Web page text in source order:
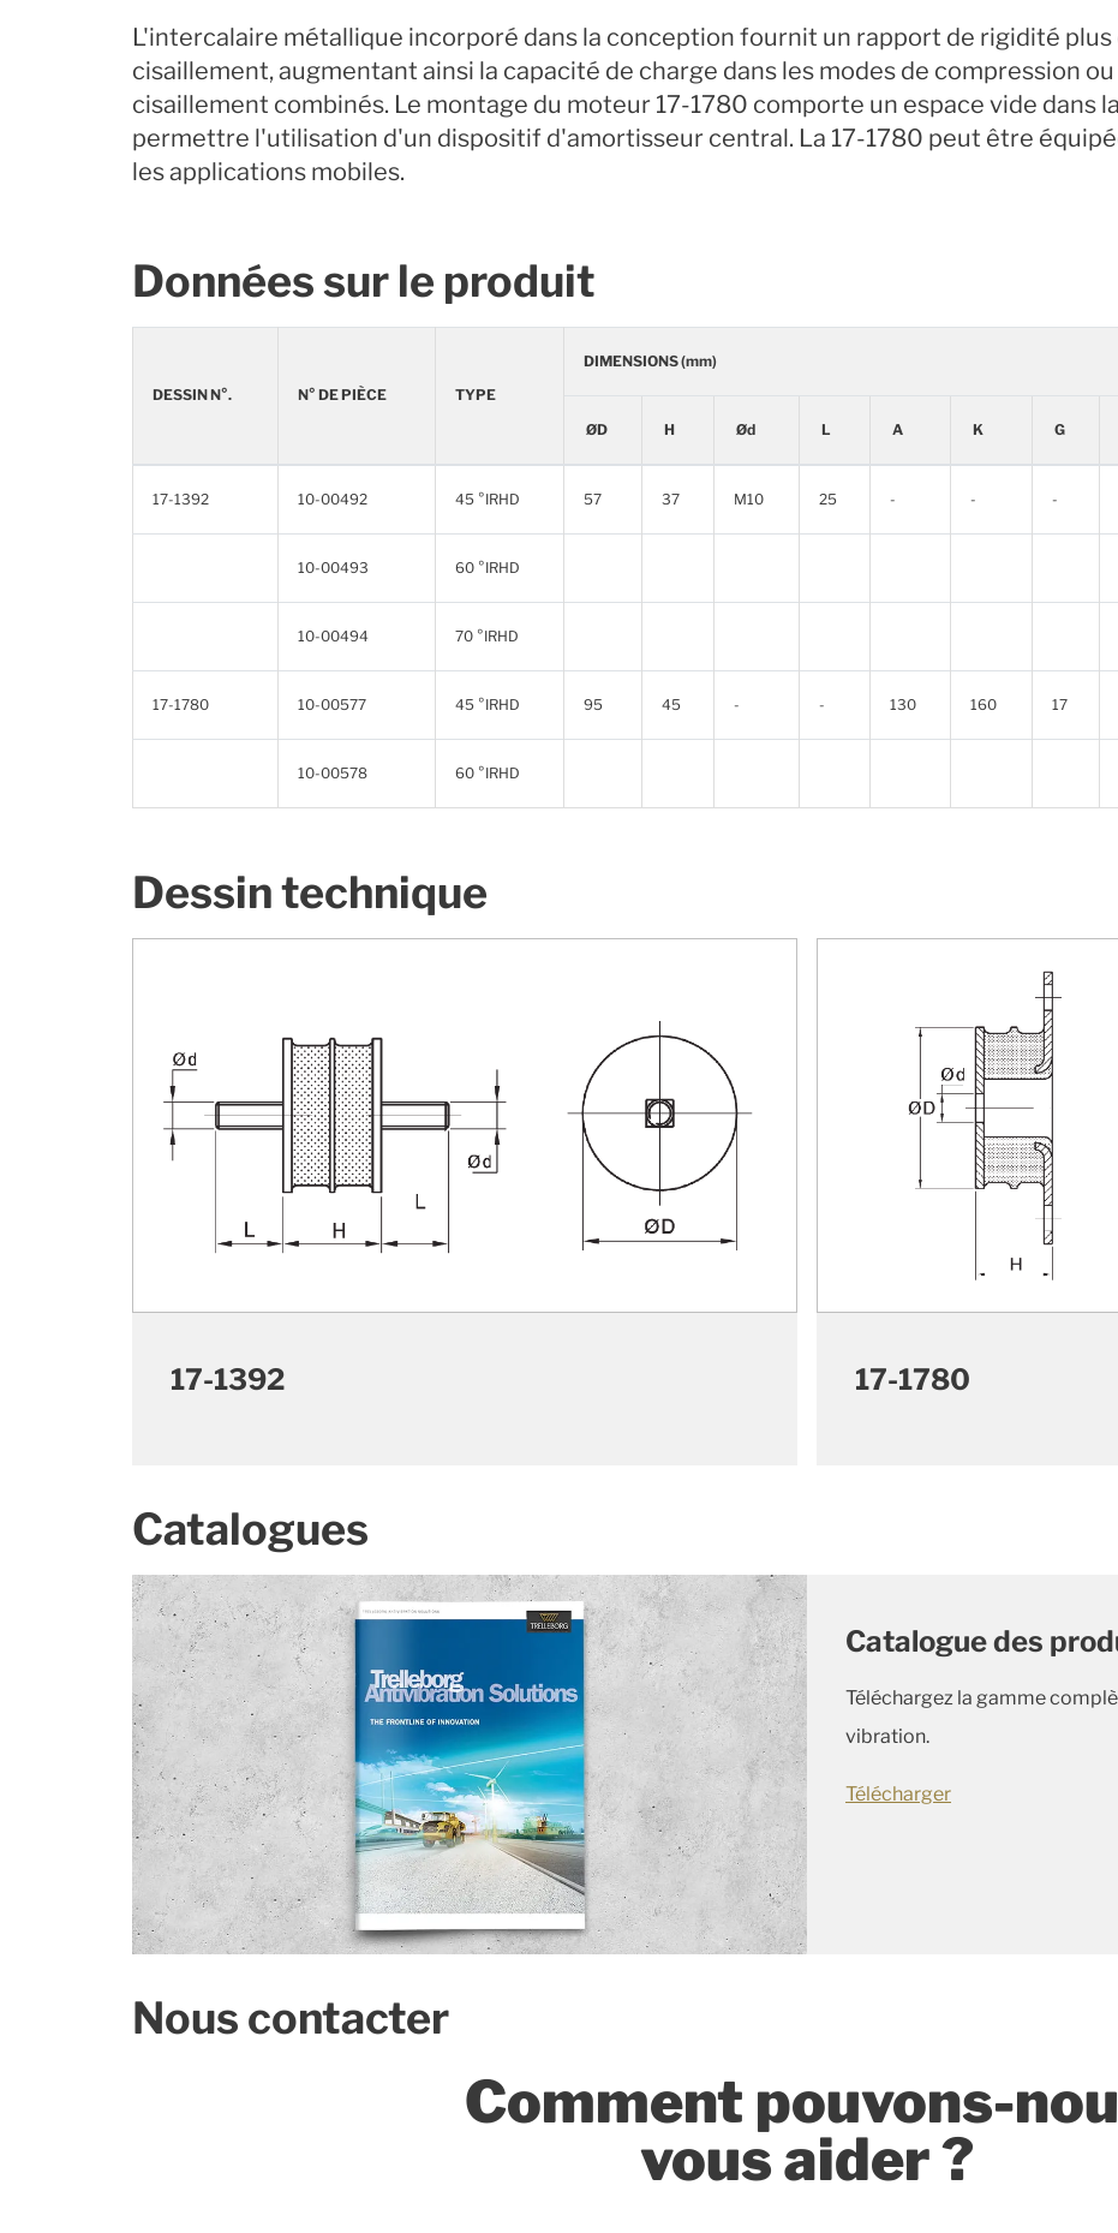
L'intercalaire métallique incorporé dans la conception fournit un rapport de rigidité
cisaillement, augmentant ainsi la capacité de charge dans les modes de compression
cisaillement combinés. Le montage du moteur 17-1780 comporte un espace vide dans
permettre l'utilisation d'un dispositif d'amortisseur central. La 17-1780 peut être
les applications mobiles.
Données sur le produit
DESSIN N°. N° DE PIÈCE TYPE
DIMENSIONS (mm)
ØD H Ød L A K G
17-1392 10-00492 45 °IRHD 57 37 M10 25 - - -
10-00493 60 °IRHD
10-00494 70 °IRHD
17-1780 10-00577 45 °IRHD 95 45 - - 130 160 17
10-00578 60 °IRHD
Dessin technique
17-1392 17-1780
Catalogues
Catalogue des
Téléchargez la gamme
vibration.
Télécharger
Nous contacter
Comment pouvons-
vous aider ?